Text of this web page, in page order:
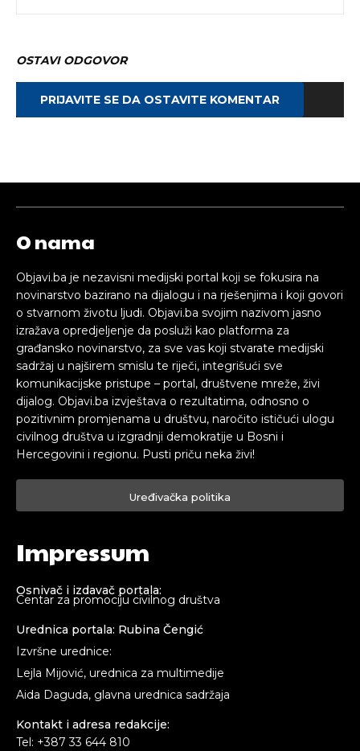
OSTAVI ODGOVOR
PRIJAVITE SE DA OSTAVITE KOMENTAR
O nama
Objavi.ba je nezavisni medijski portal koji se fokusira na
novinarstvo bazirano na dijalogu i na rješenjima i koji govori
o stvarnom životu ljudi. Objavi.ba svojim nazivom jasno
izražava opredjeljenje da posluži kao platforma za
građansko novinarstvo, za sve vas koji stvarate medijski
sadržaj u najširem smislu te riječi, integrišući sve
komunikacijske pristupe – portal, društvene mreže, živi
dijalog. Objavi.ba izvještava o rezultatima, odnosno o
pozitivnim promjenama u društvu, naročito ističući ulogu
civilnog društva u izgradnji demokratije u Bosni i
Hercegovini i regionu. Pusti priču neka živi!
Uređivačka politika
Impressum
Osnivač i izdavač portala:
Centar za promociju civilnog društva
Urednica portala: Rubina Čengić
Izvršne urednice:
Lejla Mijović, urednica za multimedije
Aida Daguda, glavna urednica sadržaja
Kontakt i adresa redakcije:
Tel: +387 33 644 810